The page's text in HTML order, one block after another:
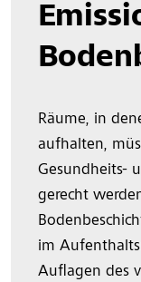
Räume, in
aufhalten,
Gesundheits-
gerecht
im
Auflagen des